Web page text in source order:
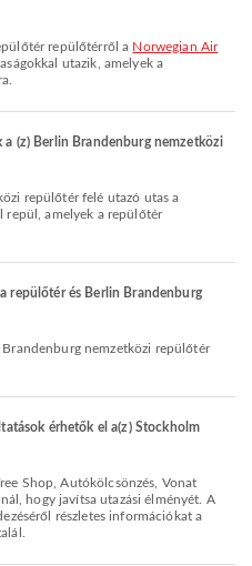
repülőtérről a Norwegian Air
utazik, amelyek a
a (z) Berlin Brandenburg nemzetközi
repülőtér felé utazó utas a
repül, amelyek a repülőtér
repülőtér és Berlin Brandenburg
érhetők el a(z) Stockholm
hogy javítsa utazási élményét. A
részletes információkat a